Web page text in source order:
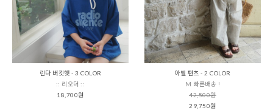
린다 버킷햇 - 3 COLOR
:: 리오더 ::
18,700원
아벨 팬츠 - 2 COLOR
M 빠른배송 !
42,500원
29,750원